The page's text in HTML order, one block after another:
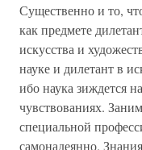
Существенно и то,
как предмете
искусства и
науке и дилетант в
ибо наука зиждется
чувствованиях.
специальной
самонадеянно.